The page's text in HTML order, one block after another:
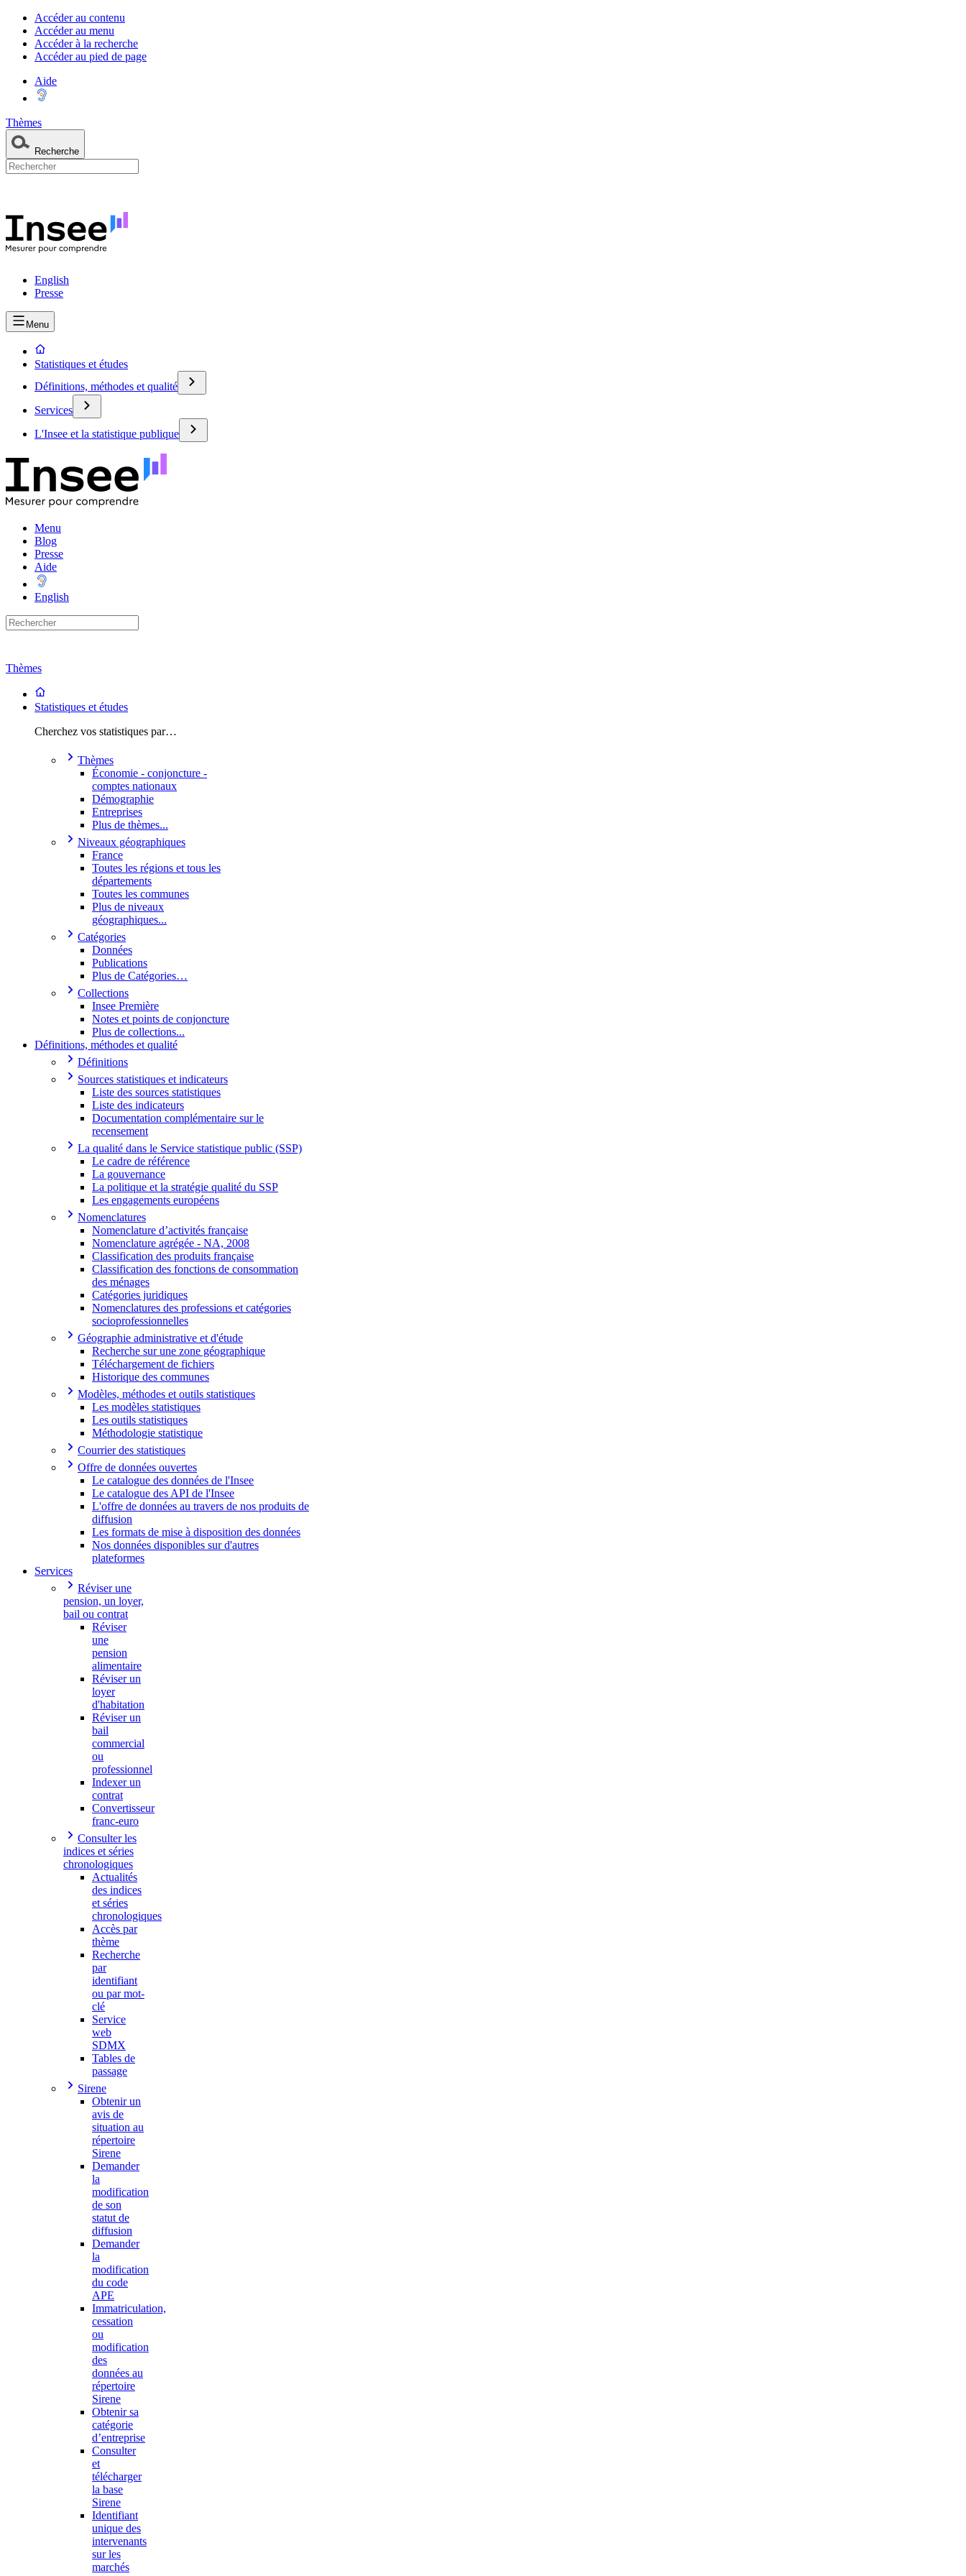
Accéder au contenu
Accéder au menu
Accéder à la recherche
Accéder au pied de page
Aide
Thèmes
Recherche
English
Presse
Menu
Statistiques et études
Définitions, méthodes et qualité
Services
L'Insee et la statistique publique
Menu
Blog
Presse
Aide
English
Thèmes
Statistiques et études
Cherchez vos statistiques par…
Thèmes
Économie - conjoncture -
comptes nationaux
Démographie
Entreprises
Plus de thèmes...
Niveaux géographiques
France
Toutes les régions et tous les
départements
Toutes les communes
Plus de niveaux
géographiques...
Catégories
Données
Publications
Plus de Catégories…
Collections
Insee Première
Notes et points de conjoncture
Plus de collections...
Définitions, méthodes et qualité
Définitions
Sources statistiques et indicateurs
Liste des sources statistiques
Liste des indicateurs
Documentation complémentaire sur le
recensement
La qualité dans le Service statistique public (SSP)
Le cadre de référence
La gouvernance
La politique et la stratégie qualité du SSP
Les engagements européens
Nomenclatures
Nomenclature d’activités française
Nomenclature agrégée - NA, 2008
Classification des produits française
Classification des fonctions de consommation
des ménages
Catégories juridiques
Nomenclatures des professions et catégories
socioprofessionnelles
Géographie administrative et d'étude
Recherche sur une zone géographique
Téléchargement de fichiers
Historique des communes
Modèles, méthodes et outils statistiques
Les modèles statistiques
Les outils statistiques
Méthodologie statistique
Courrier des statistiques
Offre de données ouvertes
Le catalogue des données de l'Insee
Le catalogue des API de l'Insee
L'offre de données au travers de nos produits de
diffusion
Les formats de mise à disposition des données
Nos données disponibles sur d'autres
plateformes
Services
Réviser une
pension, un loyer,
bail ou contrat
Réviser
une
pension
alimentaire
Réviser un
loyer
d'habitation
Réviser un
bail
commercial
ou
professionnel
Indexer un
contrat
Convertisseur
franc-euro
Consulter les
indices et séries
chronologiques
Actualités
des indices
et séries
chronologiques
Accès par
thème
Recherche
par
identifiant
ou par mot-
clé
Service
web
SDMX
Tables de
passage
Sirene
Obtenir un
avis de
situation au
répertoire
Sirene
Demander
la
modification
de son
statut de
diffusion
Demander
la
modification
du code
APE
Immatriculation,
cessation
ou
modification
des
données au
répertoire
Sirene
Obtenir sa
catégorie
d’entreprise
Consulter
et
télécharger
la base
Sirene
Identifiant
unique des
intervenants
sur les
marchés